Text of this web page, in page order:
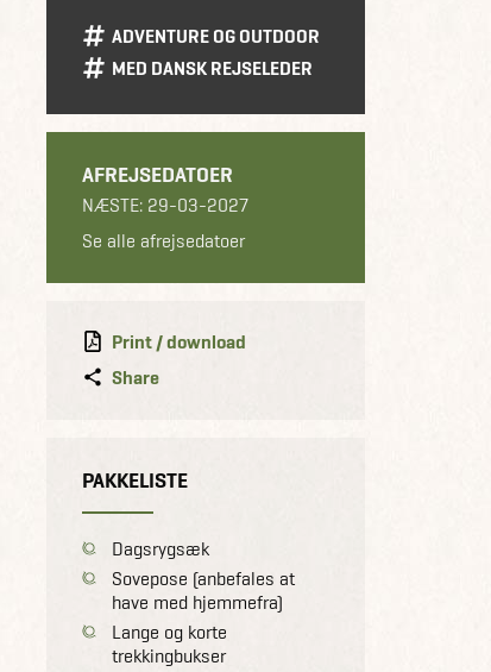
ADVENTURE OG OUTDOOR
MED DANSK REJSELEDER
AFREJSEDATOER
NÆSTE: 29-03-2027
Se alle afrejsedatoer
Print / download
Share
PAKKELISTE
Dagsrygsæk
Sovepose (anbefales at
have med hjemmefra)
Lange og korte
trekkingbukser